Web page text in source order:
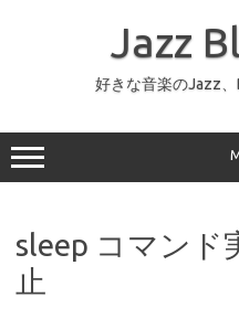
ッ
プ
Jazz
好きな音楽のJazz
sleep コマンド
止